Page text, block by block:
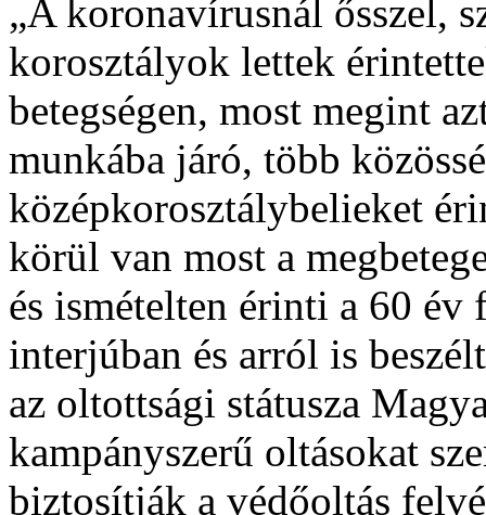
„A koronavírusnál ősszel,
korosztályok lettek
betegségen, most megint
munkába járó, több
középkorosztálybelieket
körül van most a
és ismételten érinti a 60 év
interjúban és arról is
az oltottsági státusza
kampányszerű oltásokat
biztosítják a védőoltás